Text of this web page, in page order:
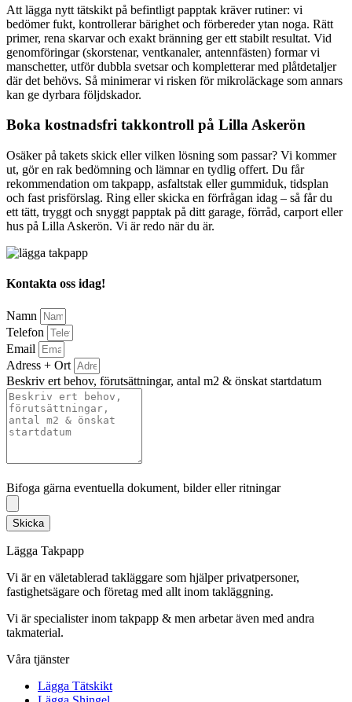
Att lägga nytt tätskikt på befintligt papptak kräver rutiner: vi
bedömer fukt, kontrollerar bärighet och förbereder ytan noga. Rätt
primer, rena skarvar och exakt bränning ger ett stabilt resultat. Vid
genomföringar (skorstenar, ventkanaler, antennfästen) formar vi
manschetter, utför dubbla svetsar och kompletterar med plåtdetaljer
där det behövs. Så minimerar vi risken för mikroläckage som annars
kan ge dyrbara följdskador.
Boka kostnadsfri takkontroll på Lilla Askerön
Osäker på takets skick eller vilken lösning som passar? Vi kommer
ut, gör en rak bedömning och lämnar en tydlig offert. Du får
rekommendation om takpapp, asfaltstak eller gummiduk, tidsplan
och fast prisförslag. Ring eller skicka en förfrågan idag – så får du
ett tätt, tryggt och snyggt papptak på ditt garage, förråd, carport eller
hus på Lilla Askerön. Vi är redo när du är.
Kontakta oss idag!
Namn
Telefon
Email
Adress + Ort
Beskriv ert behov, förutsättningar, antal m2 & önskat startdatum
Bifoga gärna eventuella dokument, bilder eller ritningar
Skicka
Lägga Takpapp
Vi är en väletablerad takläggare som hjälper privatpersoner,
fastighetsägare och företag med allt inom takläggning.
Vi är specialister inom takpapp & men arbetar även med andra
takmaterial.
Våra tjänster
Lägga Tätskikt